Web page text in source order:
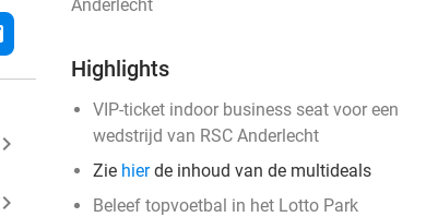
keyboard_arrow_right
keyboard_arrow_right
Anderlecht
Highlights
VIP-ticket indoor business seat voor een
wedstrijd van RSC Anderlecht
Zie hierde inhoud van de multideals
Beleef topvoetbal in het Lotto Park